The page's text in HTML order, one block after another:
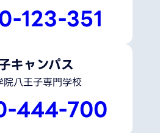
123-351
キャンパス
院八王子専門学校
444-700